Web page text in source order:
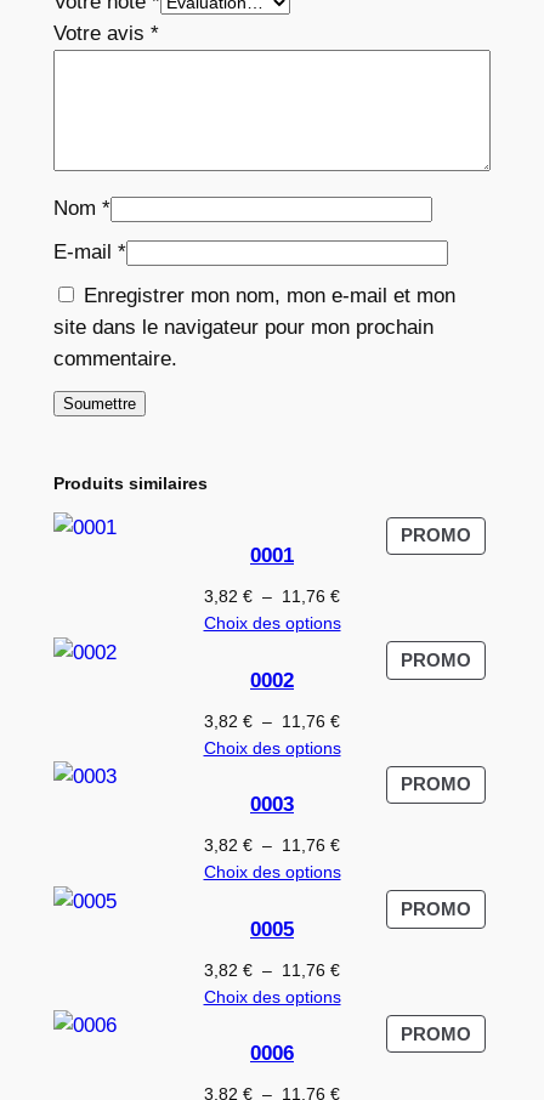
Votre avis *
Nom *
E-mail *
Enregistrer mon nom, mon e-mail et mon
site dans le navigateur pour mon prochain
commentaire.
Produits similaires
PROMO
EN
0001
3,82 € – 11,76 €Plage
de
3,82 €
11,76 €
Choix des options
PROMO
EN
0002
3,82 € – 11,76 €Plage
de
3,82 €
11,76 €
Choix des options
PROMO
EN
0003
3,82 € – 11,76 €Plage
de
3,82 €
11,76 €
Choix des options
PROMO
EN
0005
3,82 € – 11,76 €Plage
de
3,82 €
Choix des options
PROMO
EN
0006
3,82 € – 11,76 €Plage